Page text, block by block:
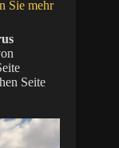
Sie mehr
Seite